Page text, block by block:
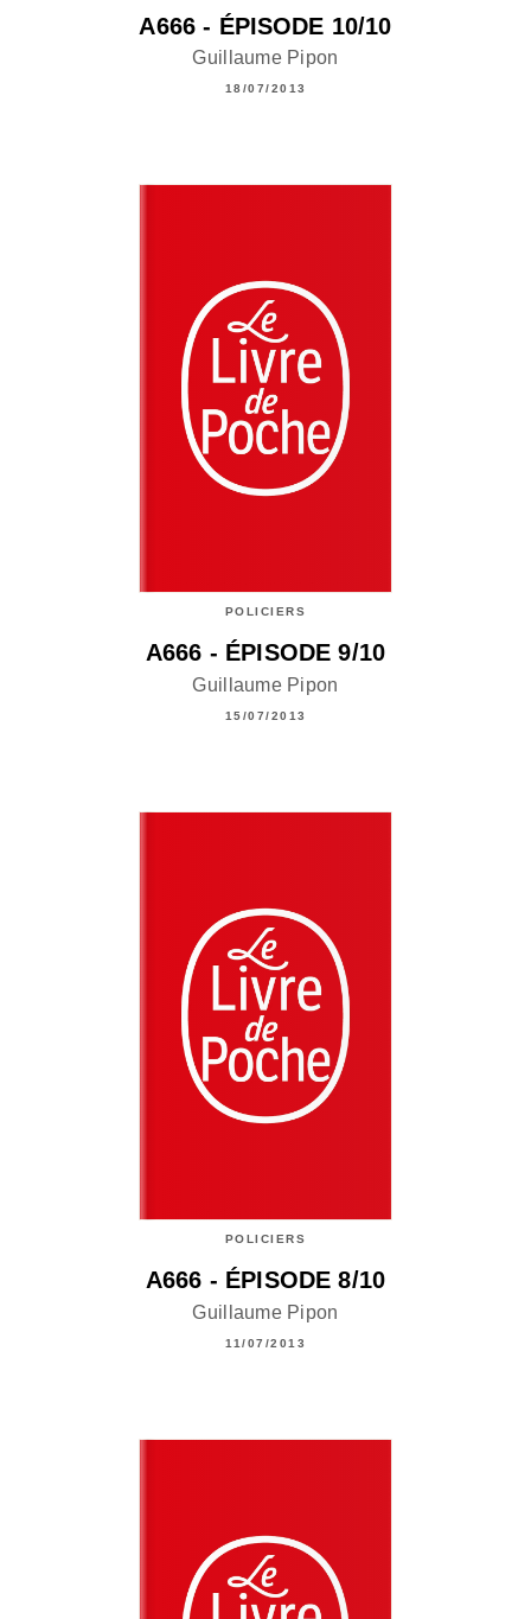
A666 - ÉPISODE 10/10
Guillaume Pipon
18/07/2013
POLICIERS
A666 - ÉPISODE 9/10
Guillaume Pipon
15/07/2013
POLICIERS
A666 - ÉPISODE 8/10
Guillaume Pipon
11/07/2013